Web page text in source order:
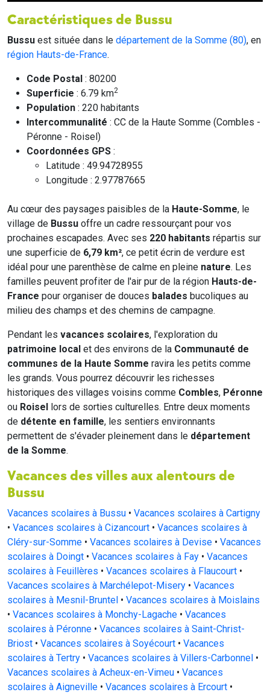
Caractéristiques de Bussu
Bussu est située dans le département de la Somme (80), en
région Hauts-de-France.
Code Postal : 80200
Superficie : 6.79 km2
Population : 220 habitants
Intercommunalité : CC de la Haute Somme (Combles -
Péronne - Roisel)
Coordonnées GPS :
Latitude : 49.94728955
Longitude : 2.97787665
Au cœur des paysages paisibles de la Haute-Somme, le
village de Bussu offre un cadre ressourçant pour vos
prochaines escapades. Avec ses 220 habitants répartis sur
une superficie de 6,79 km², ce petit écrin de verdure est
idéal pour une parenthèse de calme en pleine nature. Les
familles peuvent profiter de l'air pur de la région Hauts-de-
France pour organiser de douces balades bucoliques au
milieu des champs et des chemins de campagne.
Pendant les vacances scolaires, l'exploration du
patrimoine local et des environs de la Communauté de
communes de la Haute Somme ravira les petits comme
les grands. Vous pourrez découvrir les richesses
historiques des villages voisins comme Combles, Péronne
ou Roisel lors de sorties culturelles. Entre deux moments
de détente en famille, les sentiers environnants
permettent de s'évader pleinement dans le département
de la Somme.
Vacances des villes aux alentours de
Bussu
Vacances scolaires à Bussu • Vacances scolaires à Cartigny
• Vacances scolaires à Cizancourt • Vacances scolaires à
Cléry-sur-Somme • Vacances scolaires à Devise • Vacances
scolaires à Doingt • Vacances scolaires à Fay • Vacances
scolaires à Feuillères • Vacances scolaires à Flaucourt •
Vacances scolaires à Marchélepot-Misery • Vacances
scolaires à Mesnil-Bruntel • Vacances scolaires à Moislains
• Vacances scolaires à Monchy-Lagache • Vacances
scolaires à Péronne • Vacances scolaires à Saint-Christ-
Briost • Vacances scolaires à Soyécourt • Vacances
scolaires à Tertry • Vacances scolaires à Villers-Carbonnel •
Vacances scolaires à Acheux-en-Vimeu • Vacances
scolaires à Aigneville • Vacances scolaires à Ercourt •